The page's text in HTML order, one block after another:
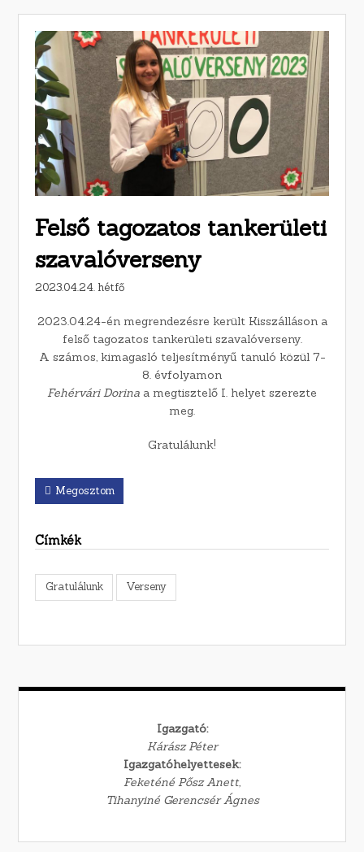
Felső tagozatos tankerületi
szavalóverseny
2023.04.24. hétfő
2023.04.24-én megrendezésre került Kisszálláson a
felső tagozatos tankerületi szavalóverseny.
A számos, kimagasló teljesítményű tanuló közül 7-
8. évfolyamon
Fehérvári Dorina a megtisztelő I. helyet szerezte
meg.
Gratulálunk!
Megosztom
Címkék
Gratulálunk Verseny
Igazgató:
Kárász Péter
Igazgatóhelyettesek:
Feketéné Pősz Anett,
Tihanyiné Gerencsér Ágnes